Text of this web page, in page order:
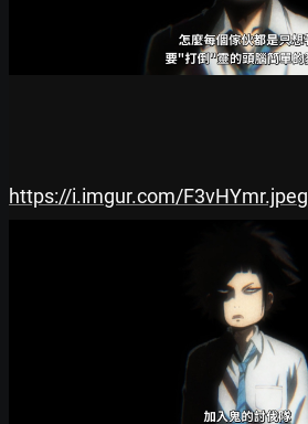
https://i.imgur.com/F3vHYmr.jpeg